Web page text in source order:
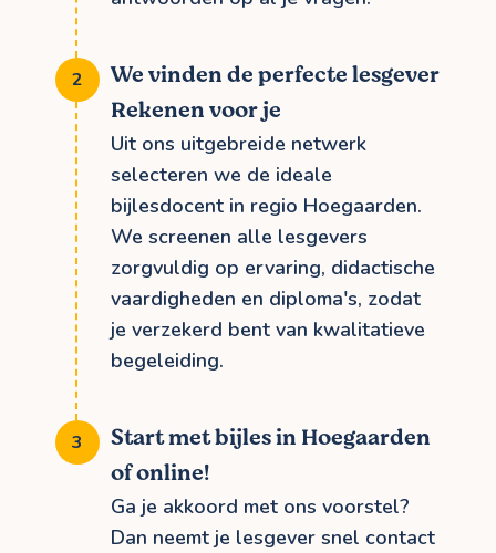
We vinden de perfecte lesgever
Rekenen voor je
Uit ons uitgebreide netwerk
selecteren we de ideale
bijlesdocent in regio Hoegaarden.
We screenen alle lesgevers
zorgvuldig op ervaring, didactische
vaardigheden en diploma's, zodat
je verzekerd bent van kwalitatieve
begeleiding.
Start met bijles in Hoegaarden
of online!
Ga je akkoord met ons voorstel?
Dan neemt je lesgever snel contact